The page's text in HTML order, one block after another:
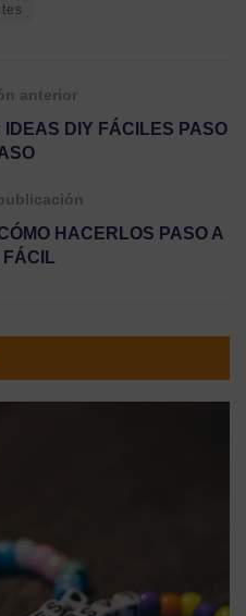
anterior
DIY FÁCILES PASO
HACERLOS PASO A
FÁCIL